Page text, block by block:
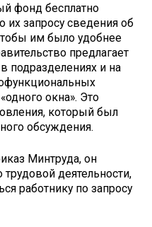
фонд бесплатно
их запросу сведения об
им было удобнее
предлагает
подразделениях и на
окна». Это
который был
обсуждения.
Минтруда, он
деятельности,
работнику по запросу